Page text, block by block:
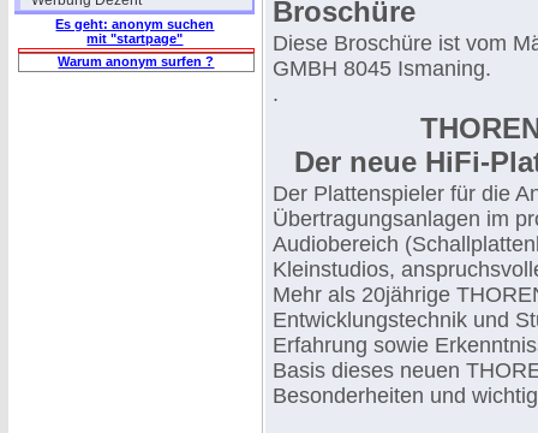
Es geht: anonym suchen
mit "startpage"
Warum anonym surfen ?
Broschüre
Diese Broschüre ist vom
GMBH 8045 Ismaning.
.
Der neue HiFi-
Der Plattenspieler für die
Übertragungsanlagen im
Audiobereich
Kleinstudios,
Mehr als 20jährige
Entwicklungstechnik und
Erfahrung sowie
Basis dieses neuen
Besonderheiten und